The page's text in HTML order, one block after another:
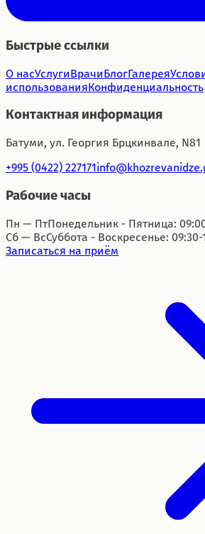
Быстрые ссылки
О насУслугиВрачиБлогГалерея
использованияКонфиденциальность
Контактная информация
Батуми, ул. Георгия Брцкинвале, N81
+995 (0422) 227171
Рабочие часы
Пн — ПтПонедельник - Пятница:
Сб — ВсСуббота - Воскресенье: 09:30-
Записаться на приём